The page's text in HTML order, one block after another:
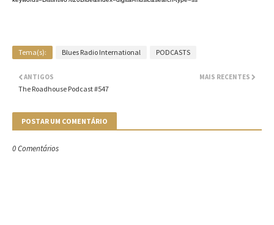
Tema(s): Blues Radio International PODCASTS
MAIS RECENTES
ANTIGOS
The Roadhouse Podcast #547
POSTAR UM COMENTÁRIO
0 Comentários